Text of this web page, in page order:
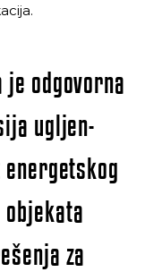
odgovorna
ugljen-
za